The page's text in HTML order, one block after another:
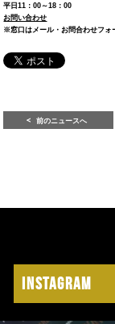
平日11：00～18：00
お問い合わせ
※窓口はメール・お問合わせフォ
前のニュースへ
Instagram